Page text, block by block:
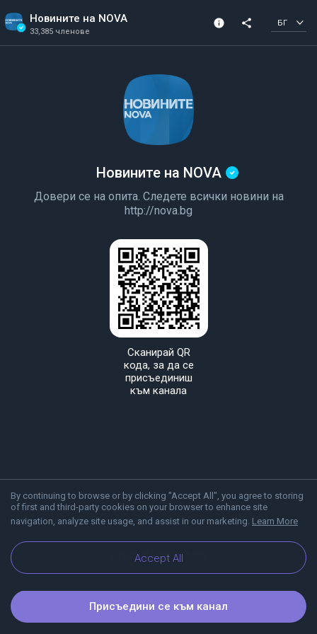
Новините на NOVA
33,385 членове
info
33,385 членове
share БГ
By continuing to browse or by clicking "Accept All", you agree to storing
of first and third-party cookies on your browser to enhance site
navigation, analyze site usage, and assist in our marketing. Learn More
Accept All
Новините на NOVA
Довери се на опита. Следете всички новини на
http://nova.bg
Сканирай QR
кода, за да се
присъединиш
към канала
Относно Viber
Присъедини се към канал